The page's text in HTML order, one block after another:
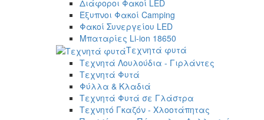
Διάφοροι Φακοί LED
Έξυπνοι Φακοί Camping
Φακοί Συνεργείου LED
Μπαταρίες Li-ion 18650
Τεχνητά φυτά
Τεχνητά Λουλούδια - Γιρλάντες
Τεχνητά Φυτά
Φύλλα & Κλαδιά
Τεχνητά Φυτά σε Γλάστρα
Τεχνητό Γκαζόν - Χλοοτάπητας